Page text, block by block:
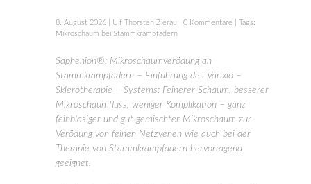
8. August 2026 Ulf Thorsten Zierau 0 Kommentare | Tags:
Mikroschaum bei Stammkrampfadern
Saphenion®: Mikroschaumverödung an
Stammkrampfadern – Einführung des Varixio –
Sklerotherapie – Systems: Feinerer Schaum, besserer
Mikroschaumfluss, weniger Komplikation – ganz
feinblasiger und gut gemischter Mikroschaum zur
Verödung von feinen Netzvenen wie auch bei der
Therapie von Stammkrampfadern hervorragend
geeignet,